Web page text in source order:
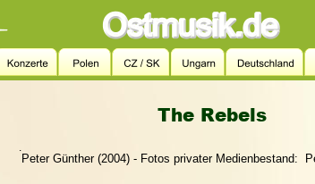
The Rebels
Peter Günther (2004) - Fotos privater Medienbestand:
.